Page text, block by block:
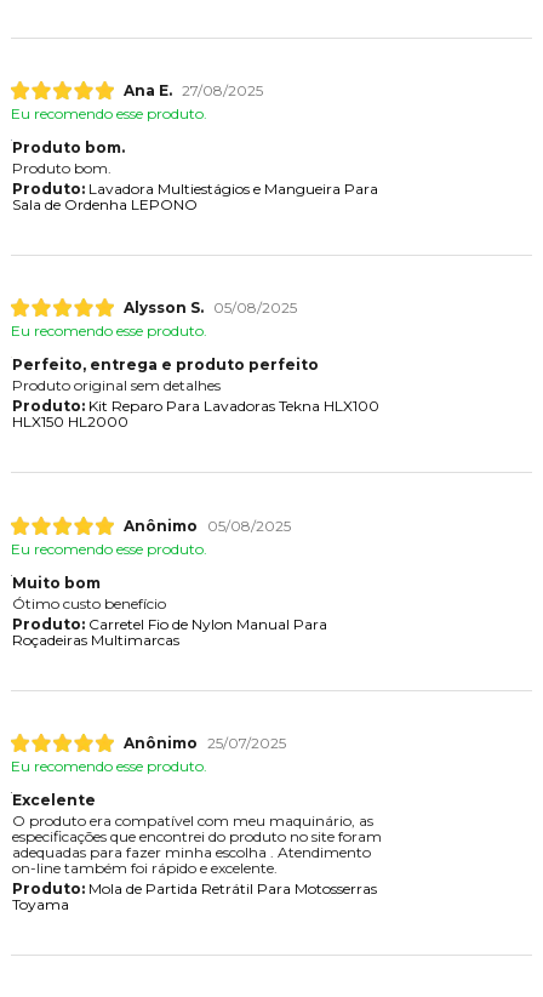
Ana E. 27/08/2025
Eu recomendo esse produto.
Produto bom.
Produto bom.
Produto:Lavadora Multiestágios e Mangueira Para
Sala de Ordenha LEPONO
Alysson S.
05/08/2025
Eu recomendo esse produto.
Perfeito, entrega e produto perfeito
Produto original sem detalhes
Produto:Kit Reparo Para Lavadoras Tekna HLX100
HLX150 HL2000
Anônimo
05/08/2025
Eu recomendo esse produto.
Muito bom
Ótimo custo benefício
Produto:Carretel Fio de Nylon Manual Para
Roçadeiras Multimarcas
Anônimo 25/07/2025
Eu recomendo esse produto.
Excelente
O produto era compatível com meu maquinário, as
especificações que encontrei do produto no site foram
adequadas para fazer minha escolha . Atendimento
on-line também foi rápido e excelente.
Produto:Mola de Partida Retrátil Para Motosserras
Toyama